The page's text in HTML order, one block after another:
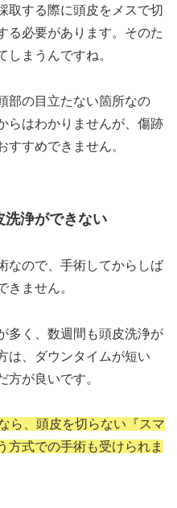
取する際に頭皮をメスで切
る必要があります。そのた
しまうんですね。
部の目立たない箇所なの
らはわかりませんが、傷跡
すすめできません。
洗浄ができない
なので、手術してからしば
きません。
多く、数週間も頭皮洗浄が
は、ダウンタイムが短い
方が良いです。
ら、頭皮を切らない『スマ
方式での手術も受けられま